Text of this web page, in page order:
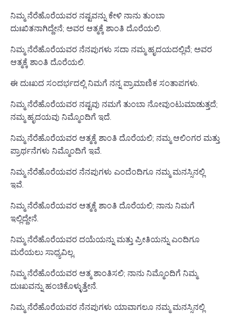
ನಿಮ್ಮ ನೆರೆಹೊರೆಯವರ ನಷ್ಟವನ್ನು ಕೇಳಿ ನಾನು ತುಂಬಾ
ದುಃಖಿತನಾಗಿದ್ದೇನೆ; ಅವರ ಆತ್ಮಕ್ಕೆ ಶಾಂತಿ ದೊರೆಯಲಿ.
ನಿಮ್ಮ ನೆರೆಹೊರೆಯವರ ನೆನಪುಗಳು ಸದಾ ನಮ್ಮ ಹೃದಯದಲ್ಲಿವೆ; ಅವರ
ಆತ್ಮಕ್ಕೆ ಶಾಂತಿ ದೊರೆಯಲಿ.
ಈ ದುಃಖದ ಸಂದರ್ಭದಲ್ಲಿ ನಿಮಗೆ ನನ್ನ ಪ್ರಾಮಾಣಿಕ ಸಂತಾಪಗಳು.
ನಿಮ್ಮ ನೆರೆಹೊರೆಯವರ ನಷ್ಟವು ನಮಗೆ ತುಂಬಾ ನೋವುಂಟುಮಾಡುತ್ತದೆ;
ನಮ್ಮ ಹೃದಯವು ನಿಮ್ಮೊಂದಿಗೆ ಇದೆ.
ನಿಮ್ಮ ನೆರೆಹೊರೆಯವರ ಆತ್ಮಕ್ಕೆ ಶಾಂತಿ ದೊರೆಯಲಿ; ನಮ್ಮ ಆಲಿಂಗರ ಮತ್ತು
ಪ್ರಾರ್ಥನೆಗಳು ನಿಮ್ಮೊಂದಿಗೆ ಇವೆ.
ನಿಮ್ಮ ನೆರೆಹೊರೆಯವರ ನೆನಪುಗಳು ಎಂದೆಂದಿಗೂ ನಮ್ಮ ಮನಸ್ಸಿನಲ್ಲಿ
ಇವೆ.
ನಿಮ್ಮ ನೆರೆಹೊರೆಯವರ ಆತ್ಮಕ್ಕೆ ಶಾಂತಿ ದೊರೆಯಲಿ; ನಾನು ನಿಮಗೆ
ಇಲ್ಲಿದ್ದೇನೆ.
ನಿಮ್ಮ ನೆರೆಹೊರೆಯವರ ದಯೆಯನ್ನು ಮತ್ತು ಪ್ರೀತಿಯನ್ನು ಎಂದಿಗೂ
ಮರೆಯಲು ಸಾಧ್ಯವಿಲ್ಲ.
ನಿಮ್ಮ ನೆರೆಹೊರೆಯವರ ಆತ್ಮ ಶಾಂತಿಸಲಿ; ನಾನು ನಿಮ್ಮೊಂದಿಗೆ ನಿಮ್ಮ
ದುಃಖವನ್ನು ಹಂಚಿಕೊಳ್ಳುತ್ತೇನೆ.
ನಿಮ್ಮ ನೆರೆಹೊರೆಯವರ ನೆನಪುಗಳು ಯಾವಾಗಲೂ ನಮ್ಮ ಮನಸ್ಸಿನಲ್ಲಿ